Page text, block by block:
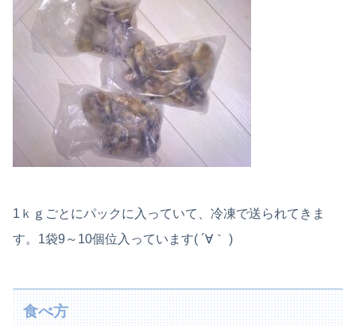
1ｋｇごとにパックに入っていて、冷凍で送られてきま
す。1袋9～10個位入っています( ´∀｀ )
食べ方